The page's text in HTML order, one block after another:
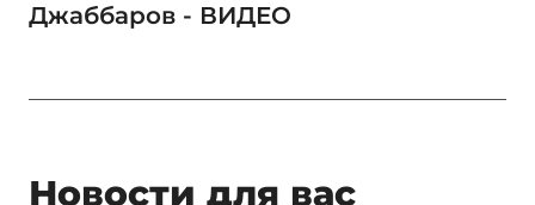
Джаббаров - ВИДЕО
Новости для вас